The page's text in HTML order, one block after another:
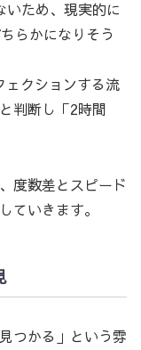
いため、現実的に
らかになりそう
ェクションする流
判断し「2時間
度数差とスピード
ていきます。
つかる」という雰